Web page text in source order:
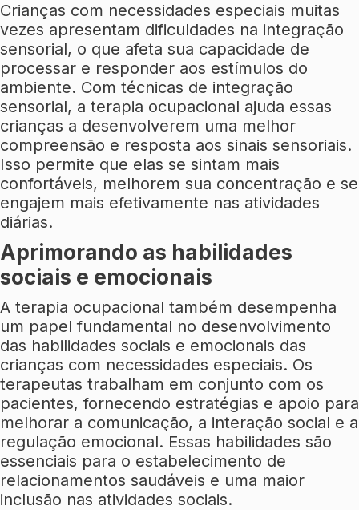
Crianças com necessidades especiais muitas
vezes apresentam dificuldades na integração
sensorial, o que afeta sua capacidade de
processar e responder aos estímulos do
ambiente. Com técnicas de integração
sensorial, a terapia ocupacional ajuda essas
crianças a desenvolverem uma melhor
compreensão e resposta aos sinais sensoriais.
Isso permite que elas se sintam mais
confortáveis, melhorem sua concentração e se
engajem mais efetivamente nas atividades
diárias.
Aprimorando as habilidades
sociais e emocionais
A terapia ocupacional também desempenha
um papel fundamental no desenvolvimento
das habilidades sociais e emocionais das
crianças com necessidades especiais. Os
terapeutas trabalham em conjunto com os
pacientes, fornecendo estratégias e apoio para
melhorar a comunicação, a interação social e a
regulação emocional. Essas habilidades são
essenciais para o estabelecimento de
relacionamentos saudáveis e uma maior
inclusão nas atividades sociais.